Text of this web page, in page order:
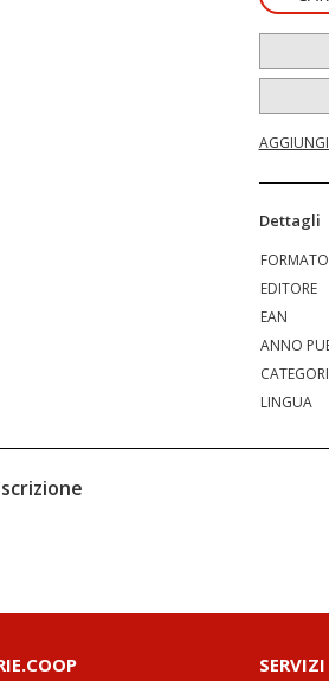
Dettagli
FORMATO
EDITORE
EAN
ANNO
LINGUA
SERVIZI